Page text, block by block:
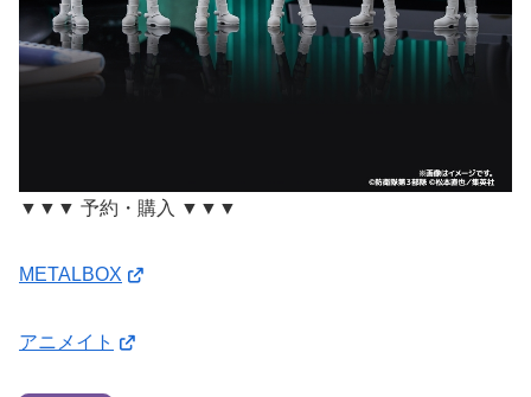
▼▼▼ 予約・購入 ▼▼▼
METALBOX
アニメイト